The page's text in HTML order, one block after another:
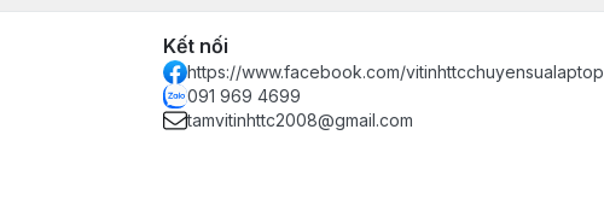
Kết nối
https://www.facebook.com/vitinhttcchuyensualaptop
091 969 4699
tamvitinhttc2008@gmail.com